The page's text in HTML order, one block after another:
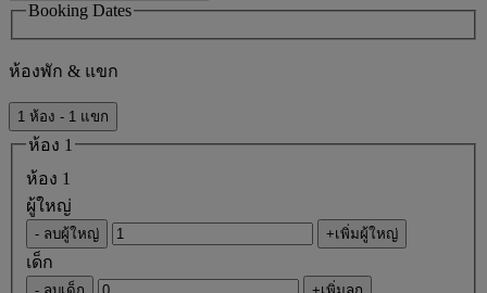
Booking Dates
ห้องพัก & แขก
1 ห้อง - 1 แขก
ห้อง 1
ห้อง 1
ผู้ใหญ่
- ลบผู้ใหญ่ +เพิ่มผู้ใหญ่
เด็ก